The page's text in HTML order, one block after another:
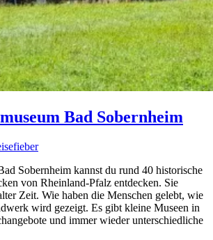
Bad Sobernheim
Sobernheim kannst du rund 40 historische
von Rheinland-Pfalz entdecken. Sie
Zeit. Wie haben die Menschen gelebt, wie
wird gezeigt. Es gibt kleine Museen in
und immer wieder unterschiedliche